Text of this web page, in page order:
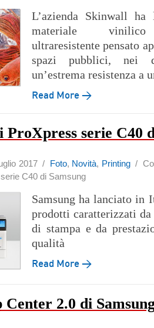
L’azienda Skinwall
materiale vinilico
ultraresistente pensato
spazi pubblici, nei
un’estrema resistenza a
Read More →
ProXpress serie C40
2017 / Foto, Novità, Printing/
C40 di Samsung
Samsung ha lanciato in
prodotti caratterizzati da
di stampa e da
qualità
Read More →
2.0 di